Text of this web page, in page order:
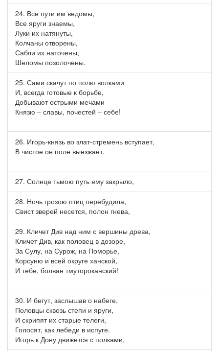
24. Все пути им ведомы,
Все яруги знаемы,
Луки их натянуты,
Колчаны отворены,
Сабли их наточены,
Шеломы позолочены.
25. Сами скачут по полю волками
И, всегда готовые к борьбе,
Добывают острыми мечами
Князю – славы, почестей – себе!
26. Игорь-князь во злат-стремень вступает,
В чистое он поле выезжает.
27. Солнце тьмою путь ему закрыло,
28. Ночь грозою птиц перебудила,
Свист зверей несется, полон гнева,
29. Кличет Див над ним с вершины древа,
Кличет Див, как половец в дозоре,
За Сулу, на Сурож, на Поморье,
Корсуню и всей округе ханской,
И тебе, болван тмутороканский!
30. И бегут, заслышав о набеге,
Половцы сквозь степи и яруги,
И скрипят их старые телеги,
Голосят, как лебеди в испуге.
Игорь к Дону движется с полками,